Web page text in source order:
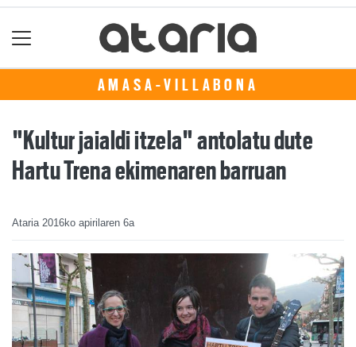
AMASA-VILLABONA
"Kultur jaialdi itzela" antolatu dute
Hartu Trena ekimenaren barruan
Ataria 2016ko apirilaren 6a